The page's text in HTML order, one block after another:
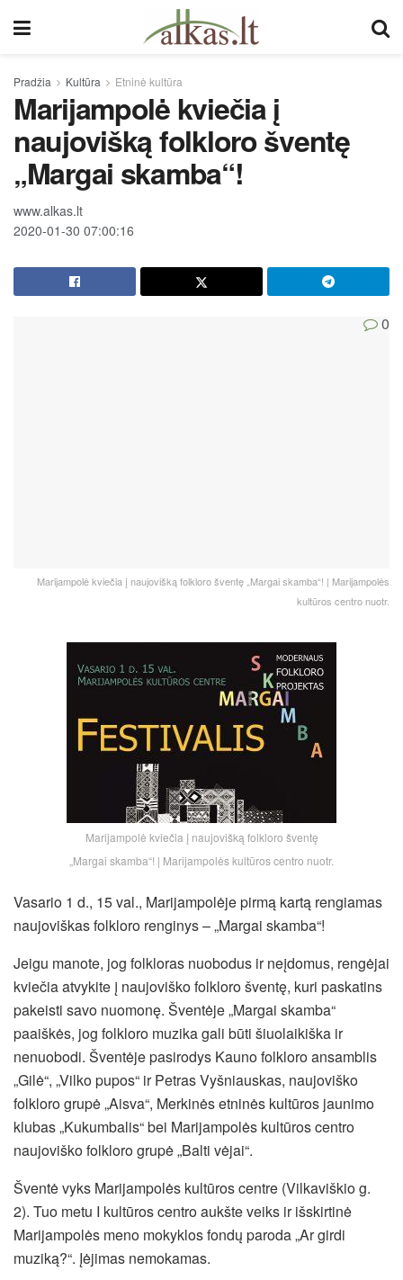
Pradžia Kultūra Etninė kultūra
Marijampolė kviečia į
naujovišką folkloro šventę
„Margai skamba“!
www.alkas.lt
2020-01-30 07:00:16
0
Marijampolė kviečia į naujovišką folkloro šventę „Margai skamba“! | Marijampolės
kultūros centro nuotr.
Marijampolė kviečia į naujovišką folkloro šventę
„Margai skamba“! | Marijampolės kultūros centro nuotr.
Vasario 1 d., 15 val., Marijampolėje pirmą kartą rengiamas
naujoviškas folkloro renginys – „Margai skamba“!
Jeigu manote, jog folkloras nuobodus ir neįdomus, rengėjai
kviečia atvykite į naujoviško folkloro šventę, kuri paskatins
pakeisti savo nuomonę. Šventėje „Margai skamba“
paaiškės, jog folkloro muzika gali būti šiuolaikiška ir
nenuobodi. Šventėje pasirodys Kauno folkloro ansamblis
„Gilė“, „Vilko pupos“ ir Petras Vyšniauskas, naujoviško
folkloro grupė „Aisva“, Merkinės etninės kultūros jaunimo
klubas „Kukumbalis“ bei Marijampolės kultūros centro
naujoviško folkloro grupė „Balti vėjai“.
Šventė vyks Marijampolės kultūros centre (Vilkaviškio g.
2). Tuo metu I kultūros centro aukšte veiks ir išskirtinė
Marijampolės meno mokyklos fondų paroda „Ar girdi
muziką?“. Įėjimas nemokamas.